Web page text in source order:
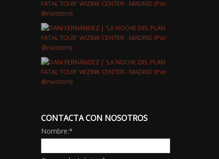
CONTACTA CON NOSOTROS
Nombre:*